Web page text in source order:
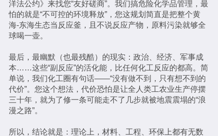
洋法公约》来找您“友好磋商”。我们搞危险化学品管理，最
怕的就是“不可控的环境释放”，您这规划简直是把整个黄
海-东海生态当反应釜，且不说反应产物，原料污染就够全
球喝一壶。
最后，最幽默（也最残酷）的现实：政治、经济、军事成
本……这些“副反应”的活化能，比任何化工反应的都高。简
单说，我们化工圈有句话——“没有做不到，只有想不到的
代价”。您这个想法，代价恐怕是让全人类工农业生产停摆
三十年，就为了修一条可能走不了几步就被地震震塌的“浪
漫之路”。
所以，结论就是：理论上，材料、工程、环保上都有无数